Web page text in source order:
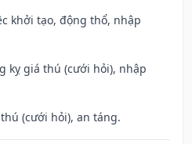
khởi tạo, động thổ, nhập
kỵ giá thú (cưới hỏi), nhập
(cưới hỏi), an táng.